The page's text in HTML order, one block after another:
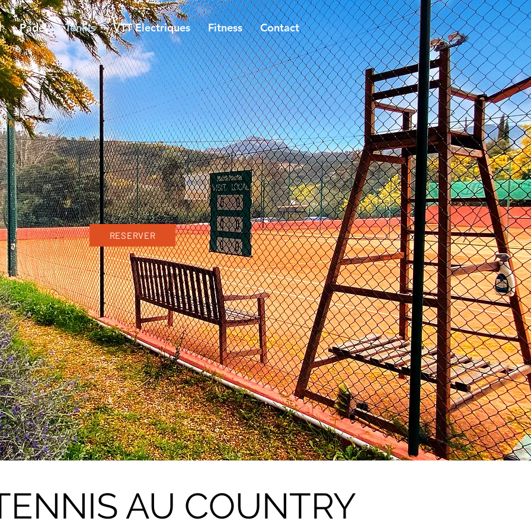
Padel Tennis VTT Electriques Fitness Contact
RESERVER
AU COUNTRY